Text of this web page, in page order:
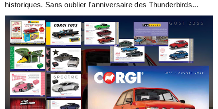
historiques. Sans oublier l'anniversaire des Thunderbirds...